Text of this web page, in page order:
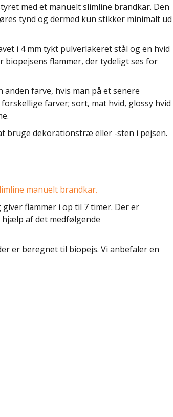
med et manuelt slimline brandkar. Den
tynd og dermed kun stikker minimalt ud
i 4 mm tykt pulverlakeret stål og en hvid
biopejsens flammer, der tydeligt ses for
farve, hvis man på et senere
farver; sort, mat hvid, glossy hvid
bruge dekorationstræ eller -sten i pejsen.
manuelt brandkar.
flammer i op til 7 timer. Der er
af det medfølgende
er beregnet til biopejs. Vi anbefaler en